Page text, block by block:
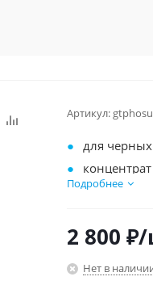
Артикул:
для
при
не
Подробнее
2 800 ₽/
Нет в